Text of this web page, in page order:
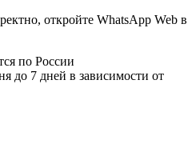
откройте WhatsApp Web в
по России
до 7 дней в зависимости от